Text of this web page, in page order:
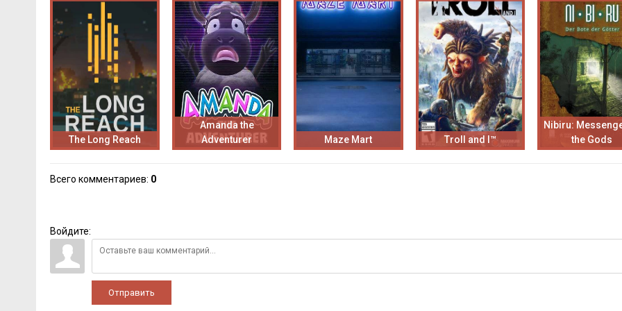
The Long Reach
Amanda the
Adventurer
Maze Mart Troll and I™
Nibiru:
the Gods
Всего комментариев: 0
Войдите:
Отправить